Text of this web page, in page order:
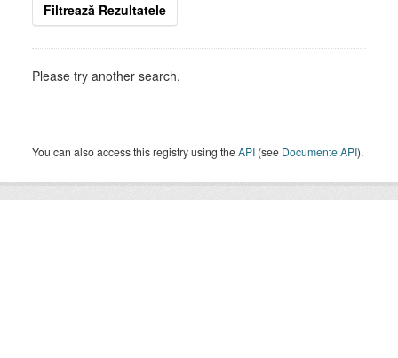
Filtrează Rezultatele
Please try another search.
You can also access this registry using theAPI (see Documente API).